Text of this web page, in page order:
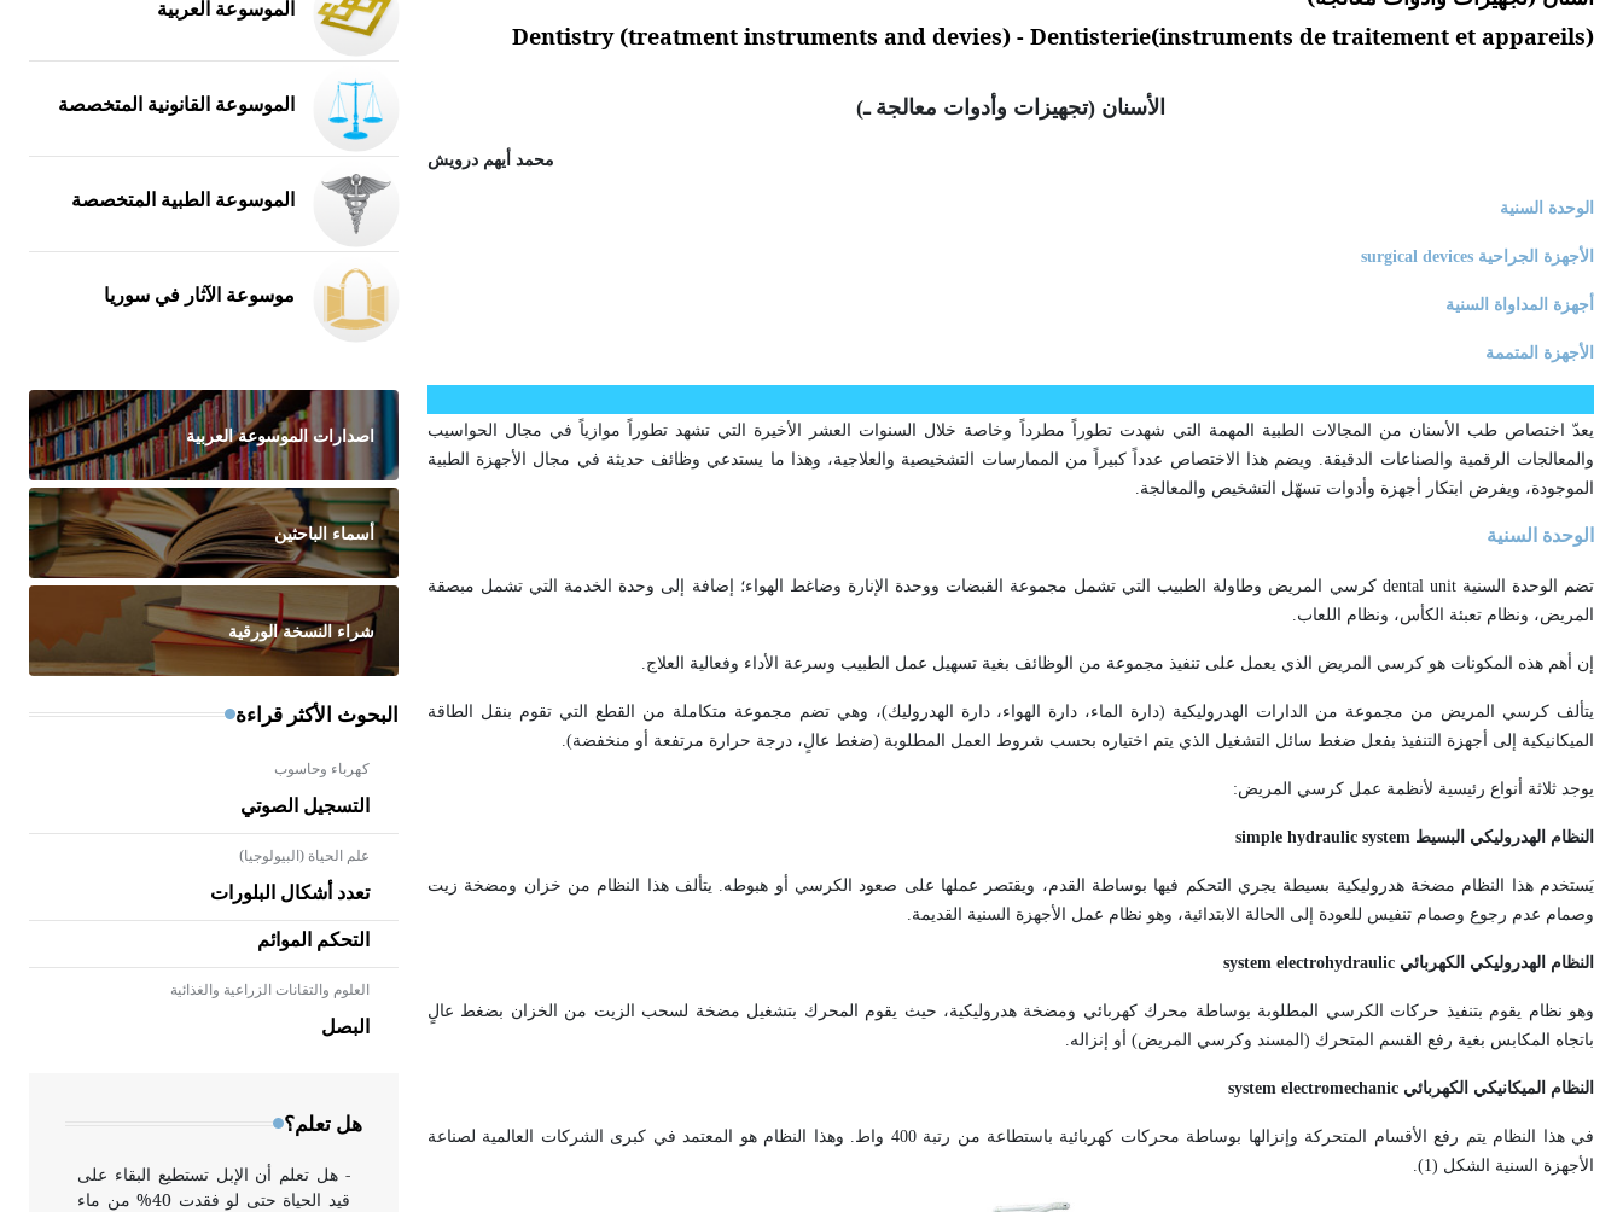
Dentistry (treatment instruments and devies) - Dentisterie(instruments de traitement et appareils)
الأسنان (تجهيزات وأدوات معالجة ـ)
محمد أيهم درويش
الوحدة السنية
الأجهزة الجراحية surgical devices
أجهزة المداواة السنية
الأجهزة المتممة
يعدّ اختصاص طب الأسنان من المجالات الطبية المهمة التي شهدت تطوراً مطرداً وخاصة خلال السنوات العشر الأخيرة التي تشهد تطوراً موازياً في مجال الحواسيب
والمعالجات الرقمية والصناعات الدقيقة. ويضم هذا الاختصاص عدداً كبيراً من الممارسات التشخيصية والعلاجية، وهذا ما يستدعي وظائف حديثة في مجال الأجهزة الطبية
الموجودة، ويفرض ابتكار أجهزة وأدوات تسهّل التشخيص والمعالجة.
الوحدة السنية
تضم الوحدة السنيةdental unit كرسي المريض وطاولة الطبيب التي تشمل مجموعة القبضات ووحدة الإنارة وضاغط الهواء؛ إضافة إلى وحدة الخدمة التي تشمل مبصقة
المريض، ونظام تعبئة الكأس، ونظام اللعاب.
إن أهم هذه المكونات هو كرسي المريض الذي يعمل على تنفيذ مجموعة من الوظائف بغية تسهيل عمل الطبيب وسرعة الأداء وفعالية العلاج.
يتألف كرسي المريض من مجموعة من الدارات الهدروليكية (دارة الماء، دارة الهواء، دارة الهدروليك)، وهي تضم مجموعة متكاملة من القطع التي تقوم بنقل الطاقة
الميكانيكية إلى أجهزة التنفيذ بفعل ضغط سائل التشغيل الذي يتم اختياره بحسب شروط العمل المطلوبة (ضغط عالٍ، درجة حرارة مرتفعة أو منخفضة).
يوجد ثلاثة أنواع رئيسية لأنظمة عمل كرسي المريض:
النظام الهدروليكي البسيط simple hydraulic system
يَستخدم هذا النظام مضخة هدروليكية بسيطة يجري التحكم فيها بوساطة القدم، ويقتصر عملها على صعود الكرسي أو هبوطه. يتألف هذا النظام من خزان ومضخة زيت
وصمام عدم رجوع وصمام تنفيس للعودة إلى الحالة الابتدائية، وهو نظام عمل الأجهزة السنية القديمة.
النظام الهدروليكي الكهربائي electrohydraulic
system
وهو نظام يقوم بتنفيذ حركات الكرسي المطلوبة بوساطة محرك كهربائي ومضخة هدروليكية، حيث يقوم المحرك بتشغيل مضخة لسحب الزيت من الخزان بضغط عالٍ
باتجاه المكابس بغية رفع القسم المتحرك (المسند وكرسي المريض) أو إنزاله.
النظام الميكانيكي الكهربائي electromechanic
system
في هذا النظام يتم رفع الأقسام المتحركة وإنزالها بوساطة محركات كهربائية باستطاعة من رتبة 400 واط. وهذا النظام هو المعتمد في كبرى الشركات العالمية لصناعة
الأجهزة السنية الشكل (1).
الموسوعة العربية
الموسوعة القانونية المتخصصة
الموسوعة الطبية المتخصصة
موسوعة الآثار في سوريا
اصدارات الموسوعة العربية
أسماء الباحثين
شراء النسخة الورقية
البحوث الأكثر قراءة
كهرباء وحاسوب
التسجيل الصوتي
علم الحياة (البيولوجيا)
تعدد أشكال البلورات
التحكم الموائم
العلوم والتقانات الزراعية والغذائية
البصل
هل تعلم؟
- هل تعلم أن الأبلق نوع من الفنون
الهندسية التي ارتبطت بالعمارة
الإسلامية في بلاد الشام ومصر خاصة،
- هل تعلم أن الإبل تستطيع البقاء على
قيد الحياة حتى لو فقدت 40% من ماء